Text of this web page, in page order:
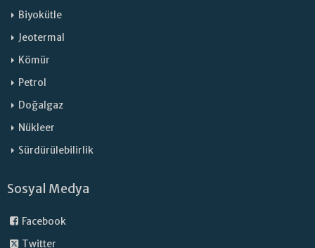
Biyokütle
Jeotermal
Kömür
Petrol
Doğalgaz
Nükleer
Sürdürülebilirlik
Sosyal Medya
Facebook
Twitter